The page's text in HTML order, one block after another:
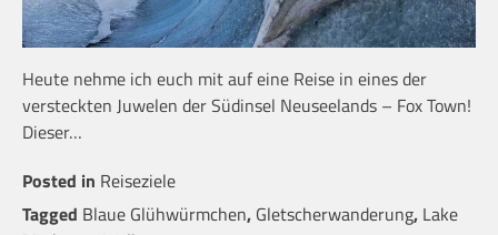
Heute nehme ich euch mit auf eine Reise in eines der
versteckten Juwelen der Südinsel Neuseelands – Fox Town!
Dieser…
Posted in Reiseziele
Tagged Blaue Glühwürmchen, Gletscherwanderung, Lake